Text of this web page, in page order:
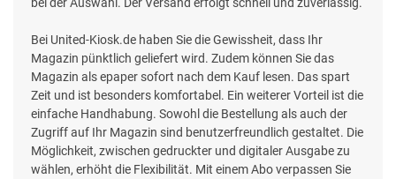
Bei United-Kiosk.de haben Sie die Gewissheit, dass Ihr
Magazin pünktlich geliefert wird. Zudem können Sie das
Magazin als epaper sofort nach dem Kauf lesen. Das spart
Zeit und ist besonders komfortabel. Ein weiterer Vorteil ist die
einfache Handhabung. Sowohl die Bestellung als auch der
Zugriff auf Ihr Magazin sind benutzerfreundlich gestaltet. Die
Möglichkeit, zwischen gedruckter und digitaler Ausgabe zu
wählen, erhöht die Flexibilität. Mit einem Abo verpassen Sie